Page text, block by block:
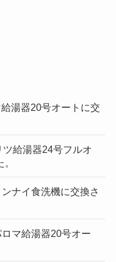
湯器20号オートに交
ツ給湯器24号フルオ
ナイ食洗機に交換さ
マ給湯器20号オー